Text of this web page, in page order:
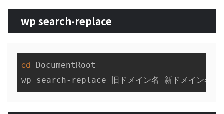
wp search-replace
cd DocumentRoot